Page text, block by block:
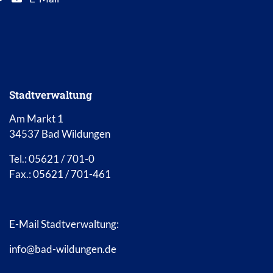
E-Mail Adresse: info@bad-wildungen.de
Stadtverwaltung
Am Markt 1
34537 Bad Wildungen
Tel.: 05621 / 701-0
Fax.: 05621 / 701-461
E-Mail Stadtverwaltung:
info@bad-wildungen.de